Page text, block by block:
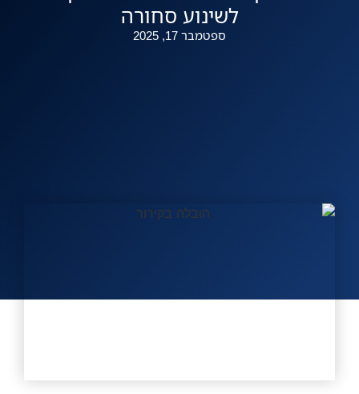
להצעה מהירה
לשינוע סחורה
ספטמבר 17, 2025